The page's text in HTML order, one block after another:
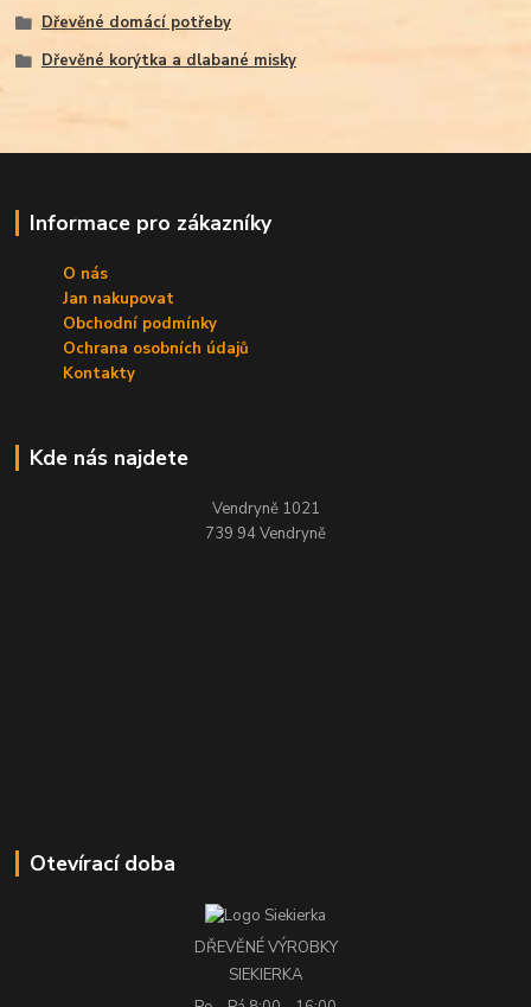
Dřevěné domácí potřeby
Dřevěné korýtka a dlabané misky
Informace pro zákazníky
O nás
Jan nakupovat
Obchodní podmínky
Ochrana osobních údajů
Kontakty
Kde nás najdete
Vendryně 1021
739 94 Vendryně
Otevírací doba
DŘEVĚNÉ VÝROBKY
SIEKIERKA